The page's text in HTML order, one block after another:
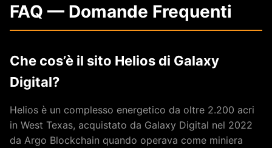
FAQ — Domande Frequenti
Che cos’è il sito Helios di Galaxy
Digital?
Helios è un complesso energetico da oltre 2.200 acri
in West Texas, acquistato da Galaxy Digital nel 2022
da Argo Blockchain quando operava come miniera